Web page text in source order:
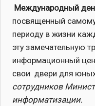
Международный
посвященный
периоду в жизни
эту замечательную
информационный
свои двери для
сотрудников
информатизации.